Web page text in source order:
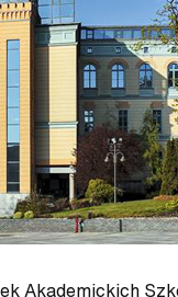
Akademickich